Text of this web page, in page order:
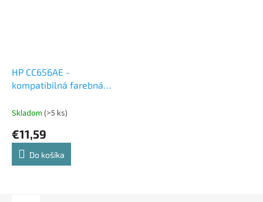
HP CC656AE -
kompatibilná farebná
Skladom (>5 ks)
€11,59
Do košíka